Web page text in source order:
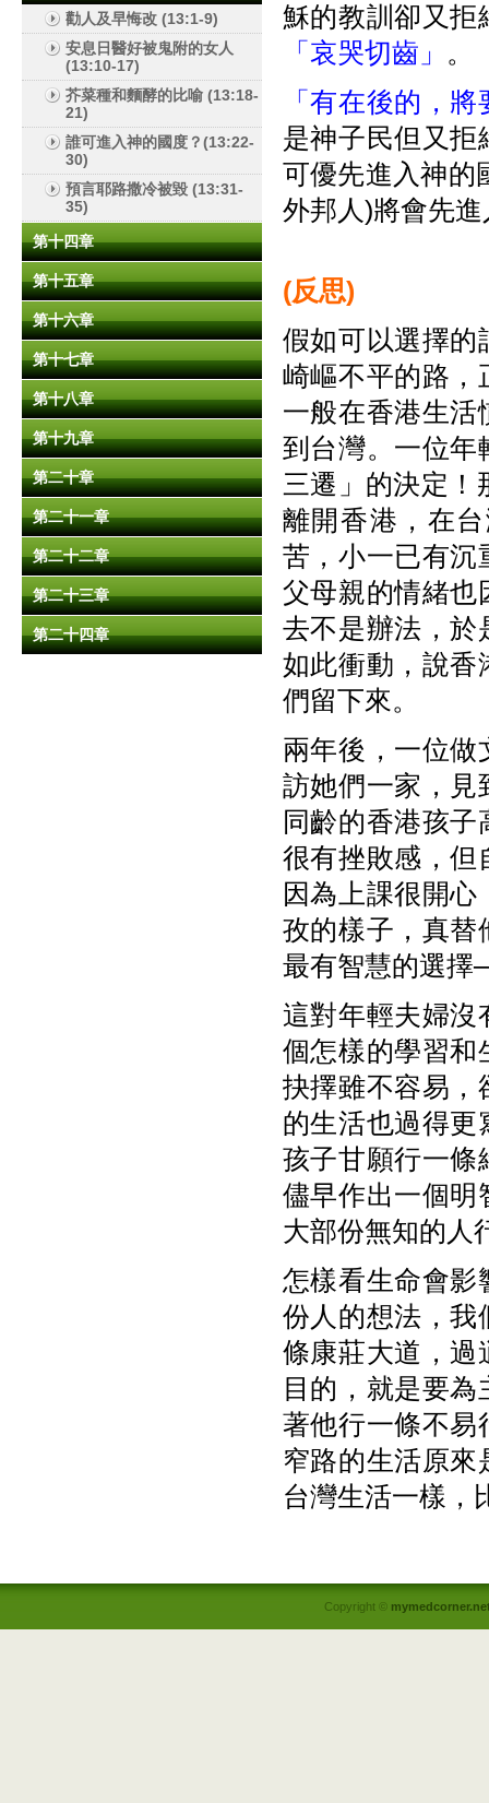
勸人及早悔改 (13:1-9)
安息日醫好被鬼附的女人
(13:10-17)
芥菜種和麵酵的比喻 (13:18-
21)
誰可進入神的國度？(13:22-
30)
預言耶路撒冷被毀 (13:31-
35)
第十四章
第十五章
第十六章
第十七章
第十八章
第十九章
第二十章
第二十一章
第二十二章
第二十三章
第二十四章
穌的教訓卻又拒
「哀哭切齒」 。
「有在後的，
是神子民但又拒
可優先進入神的
外邦人)將會先
(反思)
假如可以選擇的
崎嶇不平的路，
一般在香港生活
到台灣。一位年
三遷」的決定！
離開香港，在
苦，小一已有沉
父母親的情緒也
去不是辦法，於
如此衝動，說香
們留下來。
兩年後，一位做
訪她們一家，見
同齡的香港孩
很有挫敗感，但
因為上課很開
孜的樣子，真替
最有智慧的選擇
這對年輕夫婦沒
個怎樣的學習和
抉擇雖不容易，
的生活也過得更
孩子甘願行一條
儘早作出一個明
大部份無知的人
怎樣看生命會影
份人的想法，我
條康莊大道，過
目的，就是要
著他行一條不易
窄路的生活原
台灣生活一樣，
Copyright ©